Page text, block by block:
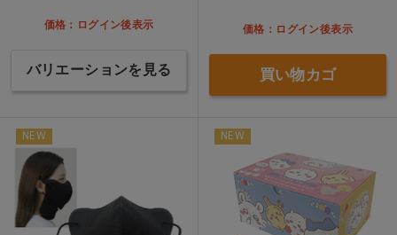
価格：ログイン後表示
バリエーションを見る
価格：ログイン後表示
買い物カゴ
NEW NEW